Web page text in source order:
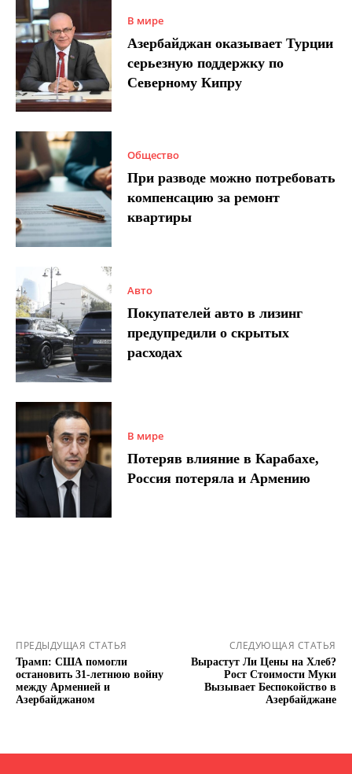
В мире
Азербайджан оказывает Турции
серьезную поддержку по
Северному Кипру
Общество
При разводе можно потребовать
компенсацию за ремонт
квартиры
Авто
Покупателей авто в лизинг
предупредили о скрытых
расходах
В мире
Потеряв влияние в Карабахе,
Россия потеряла и Армению
ПРЕДЫДУЩАЯ СТАТЬЯ
Трамп: США помогли
остановить 31-летнюю войну
между Арменией и
Азербайджаном
СЛЕДУЮЩАЯ СТАТЬЯ
Вырастут Ли Цены на Хлеб?
Рост Стоимости Муки
Вызывает Беспокойство в
Азербайджане